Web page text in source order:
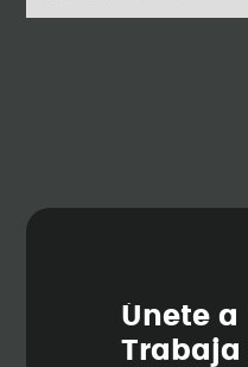
Únete a
Trabaja